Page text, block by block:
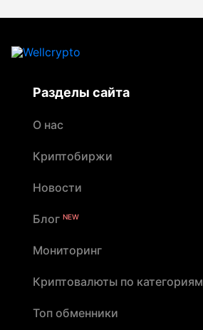
Разделы сайта
О нас
Криптобиржи
Новости
Блог NEW
Мониторинг
Криптовалюты по категориям
Топ обменники